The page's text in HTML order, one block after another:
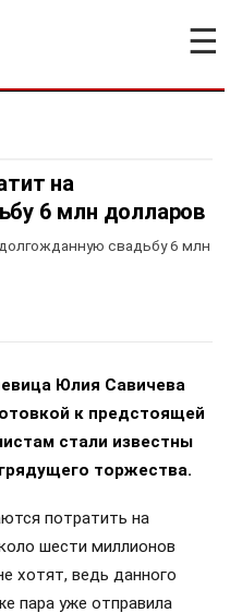
☰
на
6 млн долларов
свадьбу 6 млн
Юлия Савичева
к предстоящей
стали известны
торжества.
потратить на
шести миллионов
хотят, ведь данного
пара уже отправила